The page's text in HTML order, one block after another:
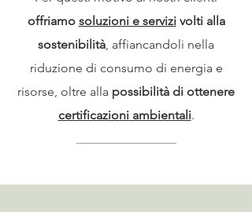
offriamo soluzioni e servizivolti alla
sostenibilità, affiancandoli nella
riduzione di consumo di energia e
risorse, oltre alla possibilità di ottenere
certificazioni ambientali.